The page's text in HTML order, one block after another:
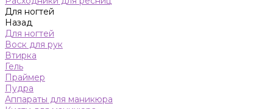
Для ногтей
Назад
Для ногтей
Воск для рук
Втирка
Гель
Праймер
Пудра
Аппараты для маникюра